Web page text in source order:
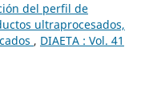
del perfil de
ultraprocesados,
, DIAETA : Vol. 41